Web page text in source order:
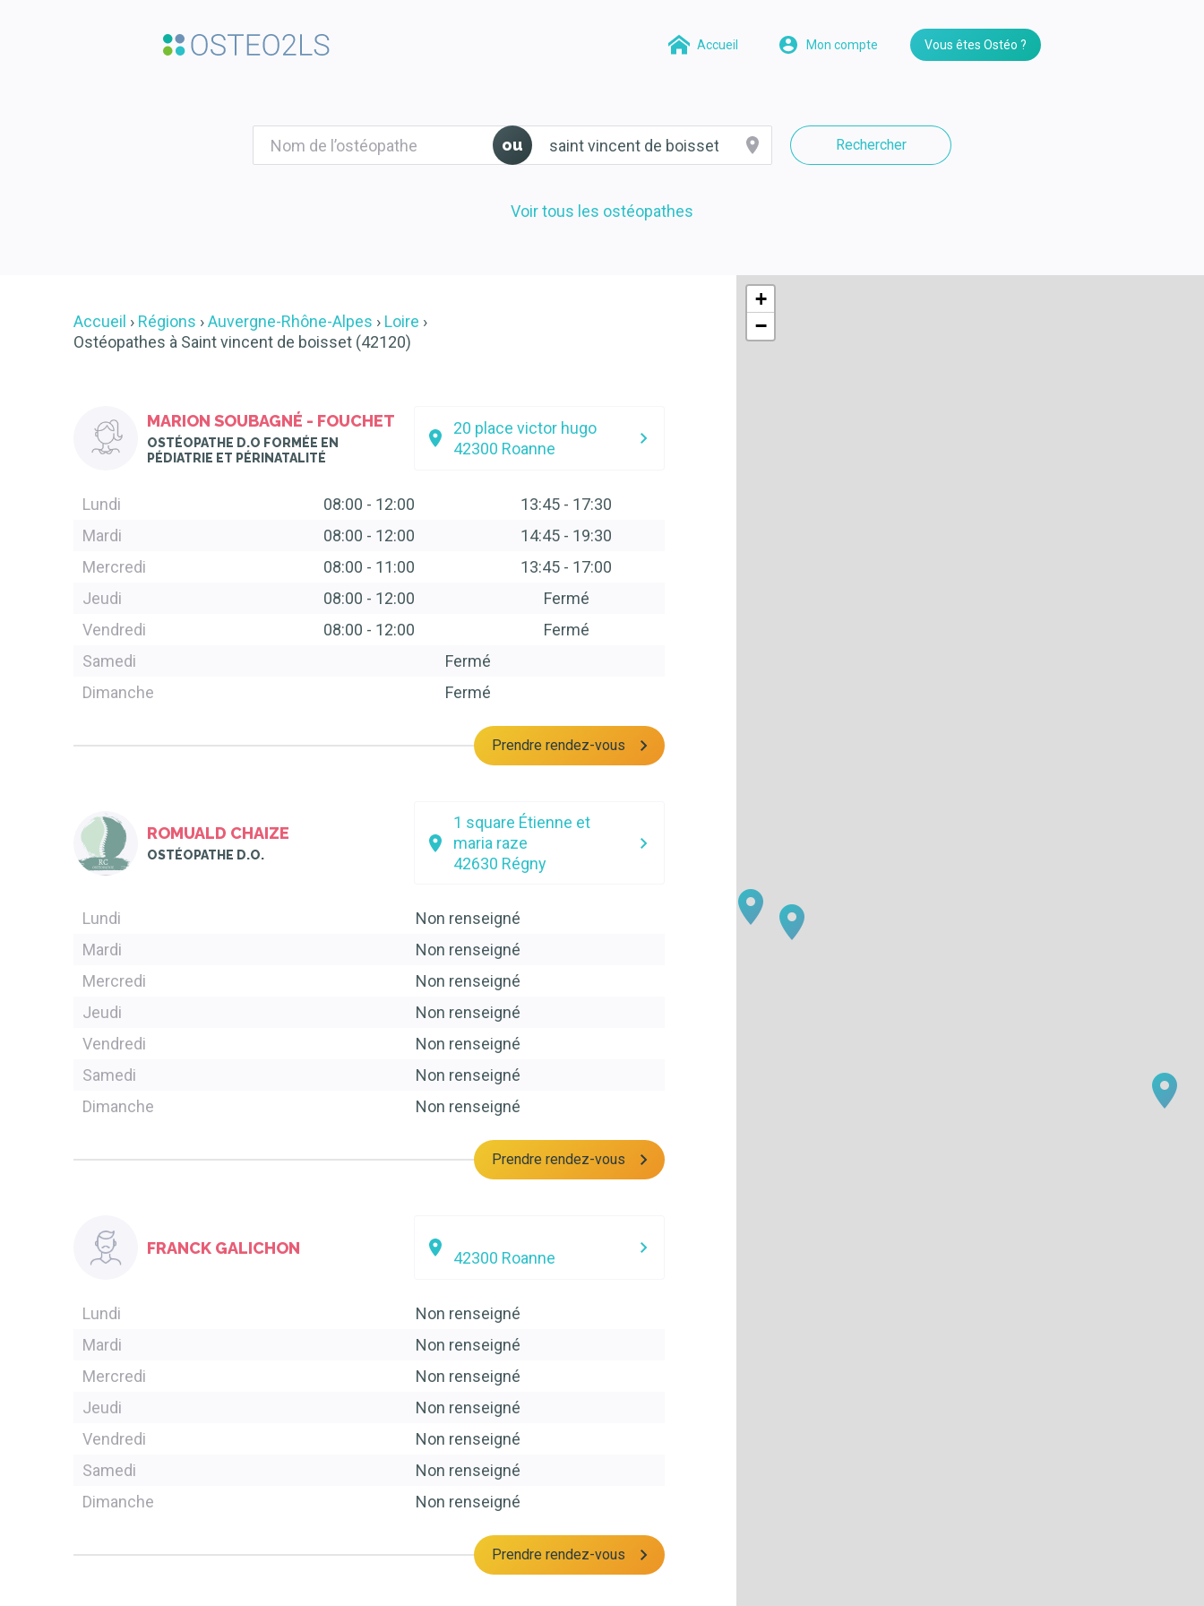
Accueil Mon compte Vous êtes Ostéo ?
ou Rechercher
Voir tous les ostéopathes
Accueil Régions Auvergne-Rhône-Alpes
Loire
Ostéopathes à Saint vincent de boisset (42120)
MARION SOUBAGNÉ - FOUCHET
OSTÉOPATHE D.O FORMÉE EN
PÉDIATRIE ET PÉRINATALITÉ
20 place victor hugo
42300 Roanne
Lundi 08:00 - 12:00 13:45 - 17:30
Mardi
08:00 - 12:00 14:45 - 19:30
Mercredi
08:00 - 11:00 13:45 - 17:00
Jeudi
08:00 - 12:00
Fermé
Vendredi
08:00 - 12:00
Fermé
Samedi
Fermé
Dimanche
Fermé
Prendre rendez-vous
ROMUALD CHAIZE
OSTÉOPATHE D.O.
1 square Étienne et
maria raze
42630 Régny
Lundi
Non renseigné
Mardi
Non renseigné
Mercredi
Non renseigné
Jeudi
Non renseigné
Vendredi
Non renseigné
Samedi
Non renseigné
Dimanche
Non renseigné
Prendre rendez-vous
FRANCK GALICHON
42300 Roanne
Lundi
Non renseigné
Mardi
Non renseigné
Mercredi
Non renseigné
Jeudi
Non renseigné
Vendredi
Non renseigné
Samedi
Non renseigné
Dimanche
Non renseigné
Prendre rendez-vous
+
−